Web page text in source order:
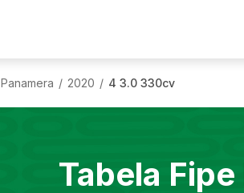
Panamera / 2020 / 4 3.0 330cv
Tabela Fipe